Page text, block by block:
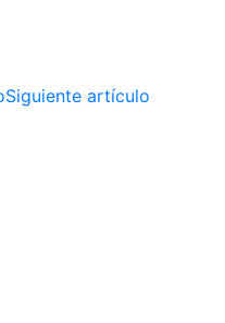
Siguiente artículo